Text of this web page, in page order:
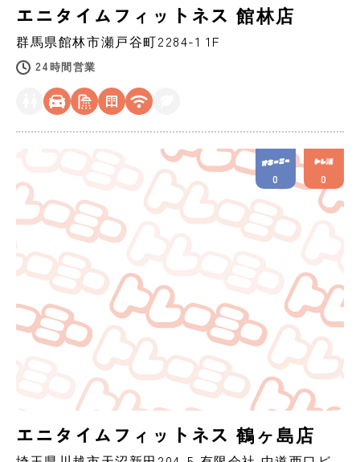
エニタイムフィットネス 館林店
群馬県館林市瀬戸谷町2284-1 1F
24時間営業
エニタイムフィットネス 鶴ヶ島店
0 0